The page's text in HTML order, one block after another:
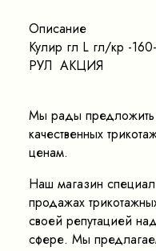
Описание
Кулир гл L гл/кр -
РУЛ АКЦИЯ
Мы рады предложить
качественных
ценам.
Наш магазин
продажах
своей репутацией
сфере. Мы